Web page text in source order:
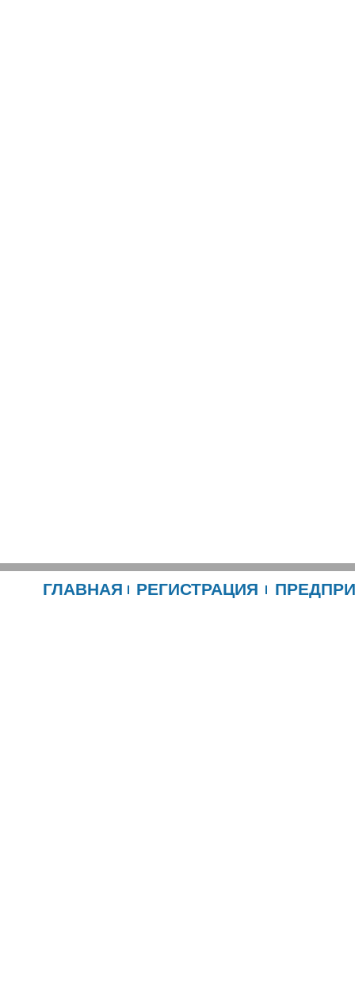
ГЛАВНАЯ РЕГИСТРАЦИЯ